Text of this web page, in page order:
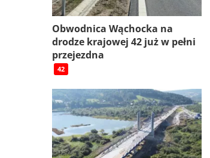
Obwodnica Wąchocka na
drodze krajowej 42 już w pełni
przejezdna
42